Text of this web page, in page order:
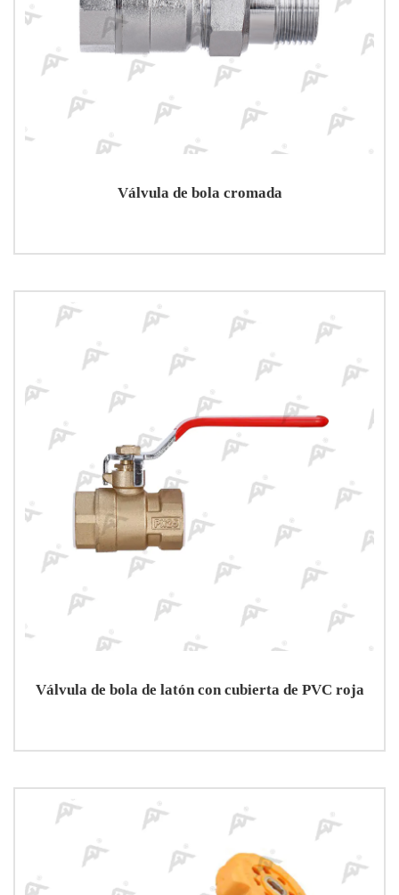
Válvula de bola cromada
Válvula de bola de latón con cubierta de PVC roja